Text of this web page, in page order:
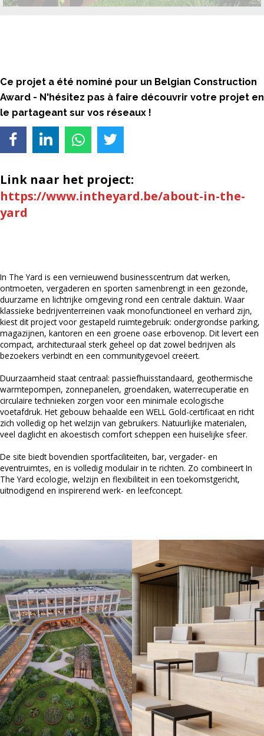
Ce projet a été nominé pour un Belgian Construction
Award - N'hésitez pas à faire découvrir votre projet en
le partageant sur vos réseaux !
Link naar het project:
https://www.intheyard.be/about-in-the-
yard
In The Yard is een vernieuwend businesscentrum dat werken,
ontmoeten, vergaderen en sporten samenbrengt in een gezonde,
duurzame en lichtrijke omgeving rond een centrale daktuin. Waar
klassieke bedrijventerreinen vaak monofunctioneel en verhard zijn,
kiest dit project voor gestapeld ruimtegebruik: ondergrondse parking,
magazijnen, kantoren en een groene oase erbovenop. Dit levert een
compact, architecturaal sterk geheel op dat zowel bedrijven als
bezoekers verbindt en een communitygevoel creëert.
Duurzaamheid staat centraal: passiefhuisstandaard, geothermische
warmtepompen, zonnepanelen, groendaken, waterrecuperatie en
circulaire technieken zorgen voor een minimale ecologische
voetafdruk. Het gebouw behaalde een WELL Gold-certificaat en richt
zich volledig op het welzijn van gebruikers. Natuurlijke materialen,
veel daglicht en akoestisch comfort scheppen een huiselijke sfeer.
De site biedt bovendien sportfaciliteiten, bar, vergader- en
eventruimtes, en is volledig modulair in te richten. Zo combineert In
The Yard ecologie, welzijn en flexibiliteit in een toekomstgericht,
uitnodigend en inspirerend werk- en leefconcept.